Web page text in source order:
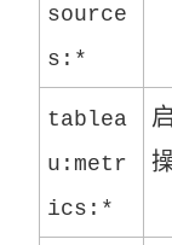
source
s:*
tablea
u:metr
ics:*